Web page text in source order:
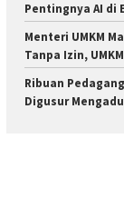
Pentingnya AI di
Menteri UMKM
Tanpa Izin,
Ribuan
Digusur Mengadu